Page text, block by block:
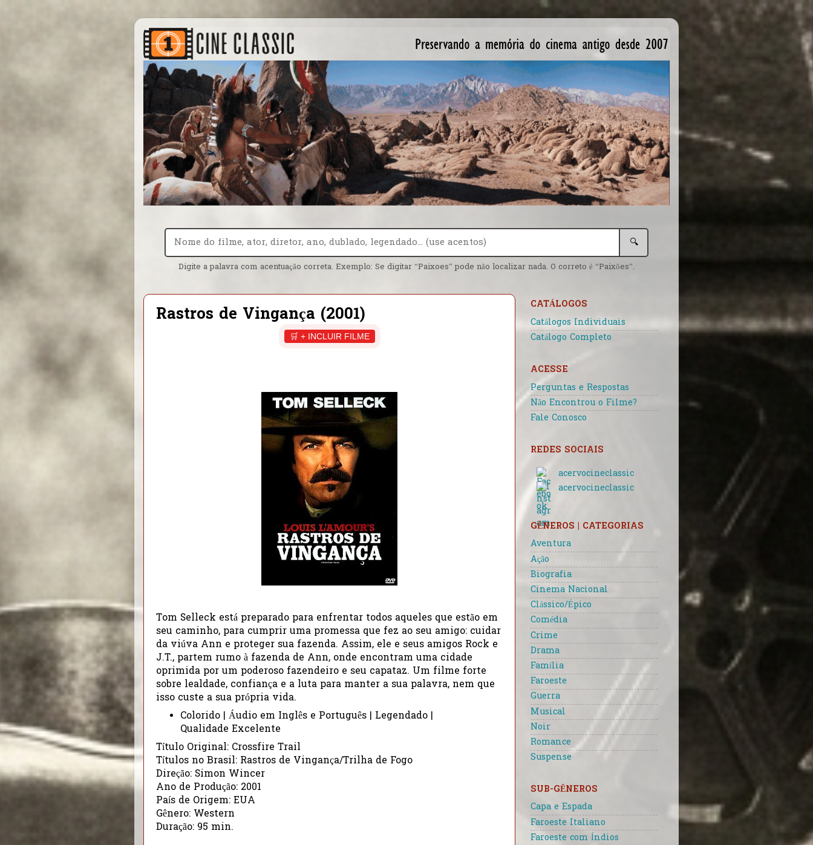
🔍
Digite a palavra com acentuação correta. Exemplo: Se digitar “Paixoes” pode não localizar nada. O correto é “Paixões”.
Rastros de Vingança (2001)
🛒 + INCLUIR FILME
Tom Selleck está preparado para enfrentar todos aqueles que estão em
seu caminho, para cumprir uma promessa que fez ao seu amigo: cuidar
da viúva Ann e proteger sua fazenda. Assim, ele e seus amigos Rock e
J.T., partem rumo à fazenda de Ann, onde encontram uma cidade
oprimida por um poderoso fazendeiro e seu capataz. Um filme forte
sobre lealdade, confiança e a luta para manter a sua palavra, nem que
isso custe a sua própria vida.
Colorido | Áudio em Inglês e Português | Legendado |
Qualidade Excelente
Título Original: Crossfire Trail
Títulos no Brasil: Rastros de Vingança/Trilha de Fogo
Direção: Simon Wincer
Ano de Produção: 2001
País de Origem: EUA
Gênero: Western
Duração: 95 min.
CATÁLOGOS
Catálogos Individuais
Catálogo Completo
ACESSE
Perguntas e Respostas
Não Encontrou o Filme?
Fale Conosco
REDES SOCIAIS
acervocineclassic
acervocineclassic
GÊNEROS | CATEGORIAS
Aventura
Ação
Biografia
Cinema Nacional
Clássico/Épico
Comédia
Crime
Drama
Família
Faroeste
Guerra
Musical
Noir
Romance
Suspense
SUB-GÊNEROS
Capa e Espada
Faroeste Italiano
Faroeste com Índios